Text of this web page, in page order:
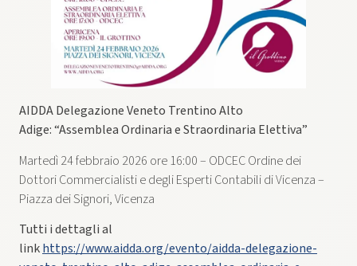
AIDDA Delegazione Veneto Trentino Alto
Adige: “Assemblea Ordinaria e Straordinaria Elettiva”
Martedì 24 febbraio 2026 ore 16:00 – ODCEC Ordine dei
Dottori Commercialisti e degli Esperti Contabili di Vicenza –
Piazza dei Signori, Vicenza
Tutti i dettagli al
linkhttps://www.aidda.org/evento/aidda-delegazione-